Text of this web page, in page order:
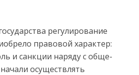
регулирование
правовой характер:
и санкции наряду с обще­
осуществлять